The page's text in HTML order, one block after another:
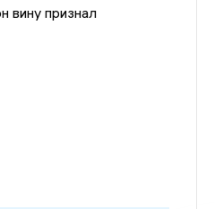
вину признал